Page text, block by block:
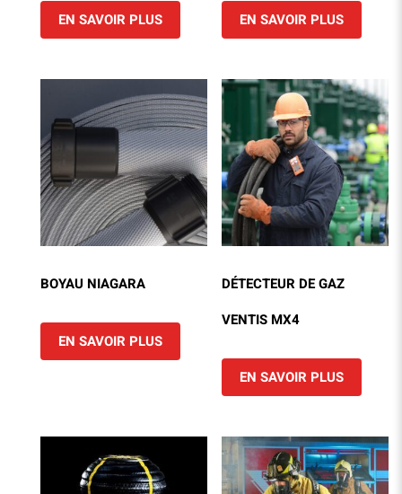
EN SAVOIR PLUS EN SAVOIR PLUS
BOYAU NIAGARA
EN SAVOIR PLUS
DÉTECTEUR DE GAZ
VENTIS MX4
EN SAVOIR PLUS